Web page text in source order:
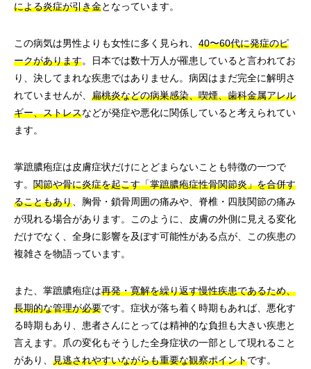
による炎症が引き金となっています。
この病気は男性よりも女性に多く見られ、 40〜60代に発症のピ
ークがあります。日本では数十万人が罹患していると言われてお
り、決してまれな疾患ではありません。病因はまだ完全に解明さ
れていませんが、 扁桃炎などの病巣感染、喫煙、歯科金属アレル
ギー、ストレスなどが発症や悪化に関係していると考えられてい
ます。
掌蹠膿疱症は皮膚症状だけにとどまらないことも特徴の一つで
す。 関節や骨に炎症を起こす「掌蹠膿疱症性骨関節炎」を合併す
ることもあり 、胸骨・鎖骨周囲の痛みや、脊椎・四肢関節の痛み
が現れる場合があります。このように、皮膚の外側に見える変化
だけでなく、全身に影響を及ぼす可能性がある点が、この疾患の
複雑さを物語っています。
また、掌蹠膿疱症は再発・寛解を繰り返す慢性疾患であるため、
長期的な管理が必要です。症状が落ち着く時期もあれば、悪化す
る時期もあり、患者さんにとっては精神的な負担も大きい疾患と
言えます。爪の変化もそうした全身症状の一部として現れること
があり、 見逃されやすいながらも重要な観察ポイントです。